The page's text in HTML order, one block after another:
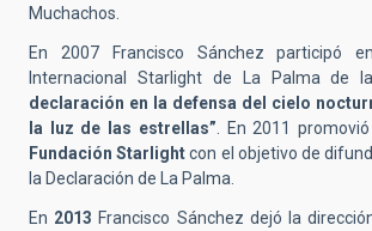
Muchachos.
En 2007 Francisco Sánchez participó
Internacional Starlight de La Palma de
declaración en la defensa del cielo
la luz de las estrellas”. En 2011
Fundación Starlightcon el objetivo de
la Declaración de La Palma.
En 2013 Francisco Sánchez dejó la